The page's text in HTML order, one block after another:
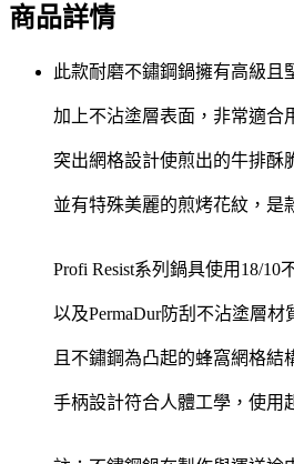
商品詳情
此款耐磨不鏽鋼鍋擁有高級且
加上不沾塗層表面，非常適合
突出網格設計使煎出的牛排酥
並有特殊美麗的煎烤花紋，是
Profi Resist系列鍋具使用18/10
以及PermaDur防刮不沾塗層材
且不鏽鋼為凸起的蜂窩網格結
手柄設計符合人體工學，使用